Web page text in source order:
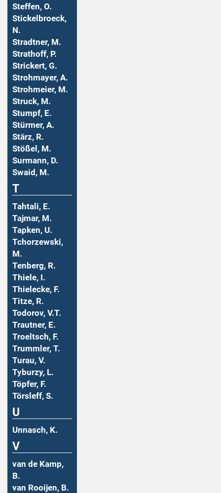
Steffen, O.
Stickelbroeck,
N.
Stradtner, M.
Strathoff, P.
Strickert, G.
Strohmayer, A.
Strohmeier, M.
Struck, M.
Stumpf, E.
Stürmer, A.
Stärz, R.
Stößel, M.
Surmann, D.
Swaid, M.
T
Tahtali, E.
Tajmar, M.
Tapken, U.
Tchorzewski,
M.
Tenberg, R.
Thiele, I.
Thielecke, F.
Titze, R.
Todorov, V.T.
Trautner, E.
Troeltsch, F.
Trummler, T.
Turau, V.
Tyburzy, L.
Töpfer, F.
Törsleff, S.
U
Unnasch, K.
V
van de Kamp,
B.
van Rooijen, B.